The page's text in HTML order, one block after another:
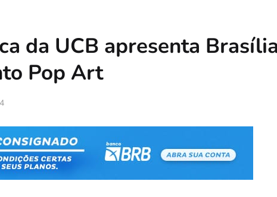
da UCB apresenta
Pop Art